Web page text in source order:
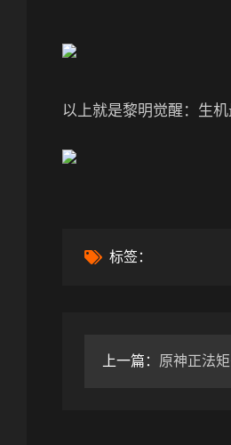
以上就是黎明觉醒：生
标签：
上一篇： 原神正法矩